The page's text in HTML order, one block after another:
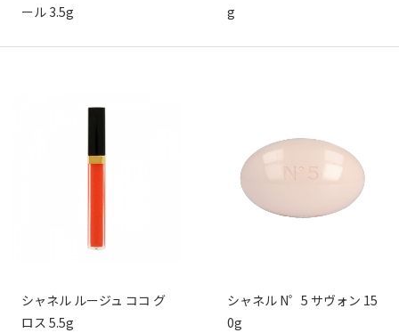
ール 3.5g
g
シャネル ルージュ ココ グ
ロス 5.5g
シャネル N゜5 サヴォン 15
0g